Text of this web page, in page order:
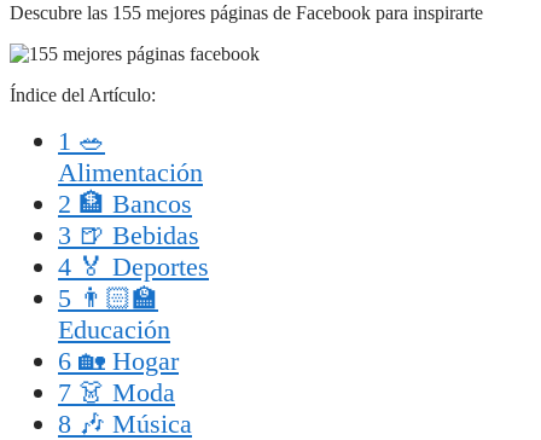
Descubre las 155 mejores páginas de Facebook para inspirarte
Índice del Artículo:
1 🥗
Alimentación
2 🏦 Bancos
3 🍺 Bebidas
4 🏅 Deportes
5 👨🏻‍🏫
Educación
6 🏡 Hogar
7 👗 Moda
8 🎶 Música